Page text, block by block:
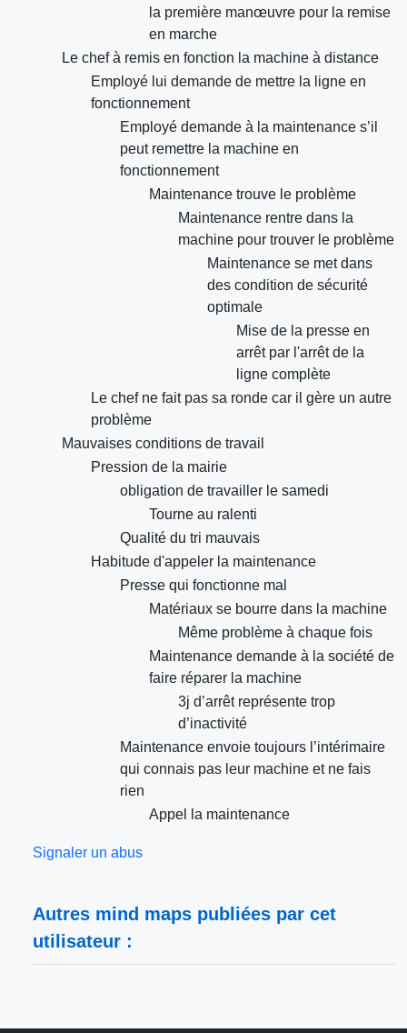
la première manœuvre pour la remise
en marche
Le chef à remis en fonction la machine à distance
Employé lui demande de mettre la ligne en
fonctionnement
Employé demande à la maintenance s’il
peut remettre la machine en
fonctionnement
Maintenance trouve le problème
Maintenance rentre dans la
machine pour trouver le problème
Maintenance se met dans
des condition de sécurité
optimale
Mise de la presse en
arrêt par l'arrêt de la
ligne complète
Le chef ne fait pas sa ronde car il gère un autre
problème
Mauvaises conditions de travail
Pression de la mairie
obligation de travailler le samedi
Tourne au ralenti
Qualité du tri mauvais
Habitude d'appeler la maintenance
Presse qui fonctionne mal
Matériaux se bourre dans la machine
Même problème à chaque fois
Maintenance demande à la société de
faire réparer la machine
3j d’arrêt représente trop
d’inactivité
Maintenance envoie toujours l’intérimaire
qui connais pas leur machine et ne fais
rien
Appel la maintenance
Signaler un abus
Autres mind maps publiées par cet
utilisateur :